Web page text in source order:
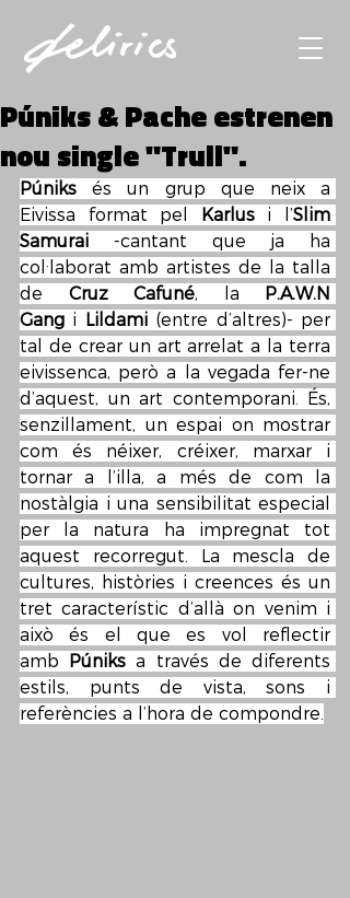
Púniks & Pache estrenen
nou single "Trull".
Púniks és un grup que neix a
Eivissa format pel
Karlus i l’Slim
Samurai -cantant que ja ha
col·laborat amb artistes de la talla
de Cruz Cafuné, la
P.A.W.N
Gang i Lildami (entre d’altres)- per
tal de crear un art arrelat a la terra
eivissenca, però a la vegada fer-ne
d’aquest, un art contemporani. És,
senzillament, un espai on mostrar
com és néixer, créixer, marxar i
tornar a l’illa, a més de com la
nostàlgia i una sensibilitat especial
per la natura ha impregnat tot
aquest recorregut. La mescla de
cultures, històries i creences és un
tret característic d’allà on venim i
això és el que es vol reflectir
amb Púniks a través de diferents
estils, punts de vista, sons i
referències a l’hora de compondre.